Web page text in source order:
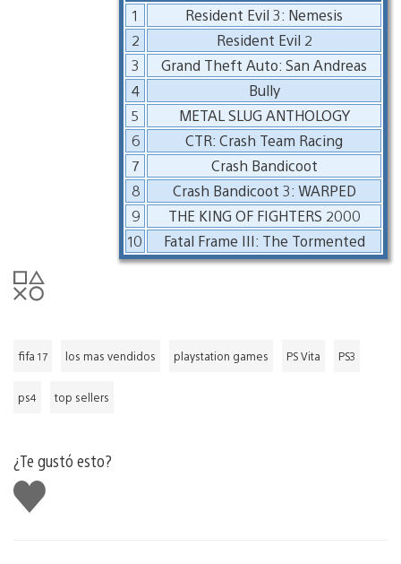
1
Resident Evil 3: Nemesis
2
Resident Evil 2
3
Grand Theft Auto: San Andreas
4
Bully
5
METAL SLUG ANTHOLOGY
6
CTR: Crash Team Racing
7
Crash Bandicoot
8
Crash Bandicoot 3: WARPED
9
THE KING OF FIGHTERS 2000
10
Fatal Frame III: The Tormented
fifa 17 los mas vendidos playstation games PS Vita PS3
ps4 top sellers
¿Te gustó esto?
Me
gusta